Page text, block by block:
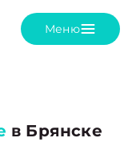
Меню
в Брянске